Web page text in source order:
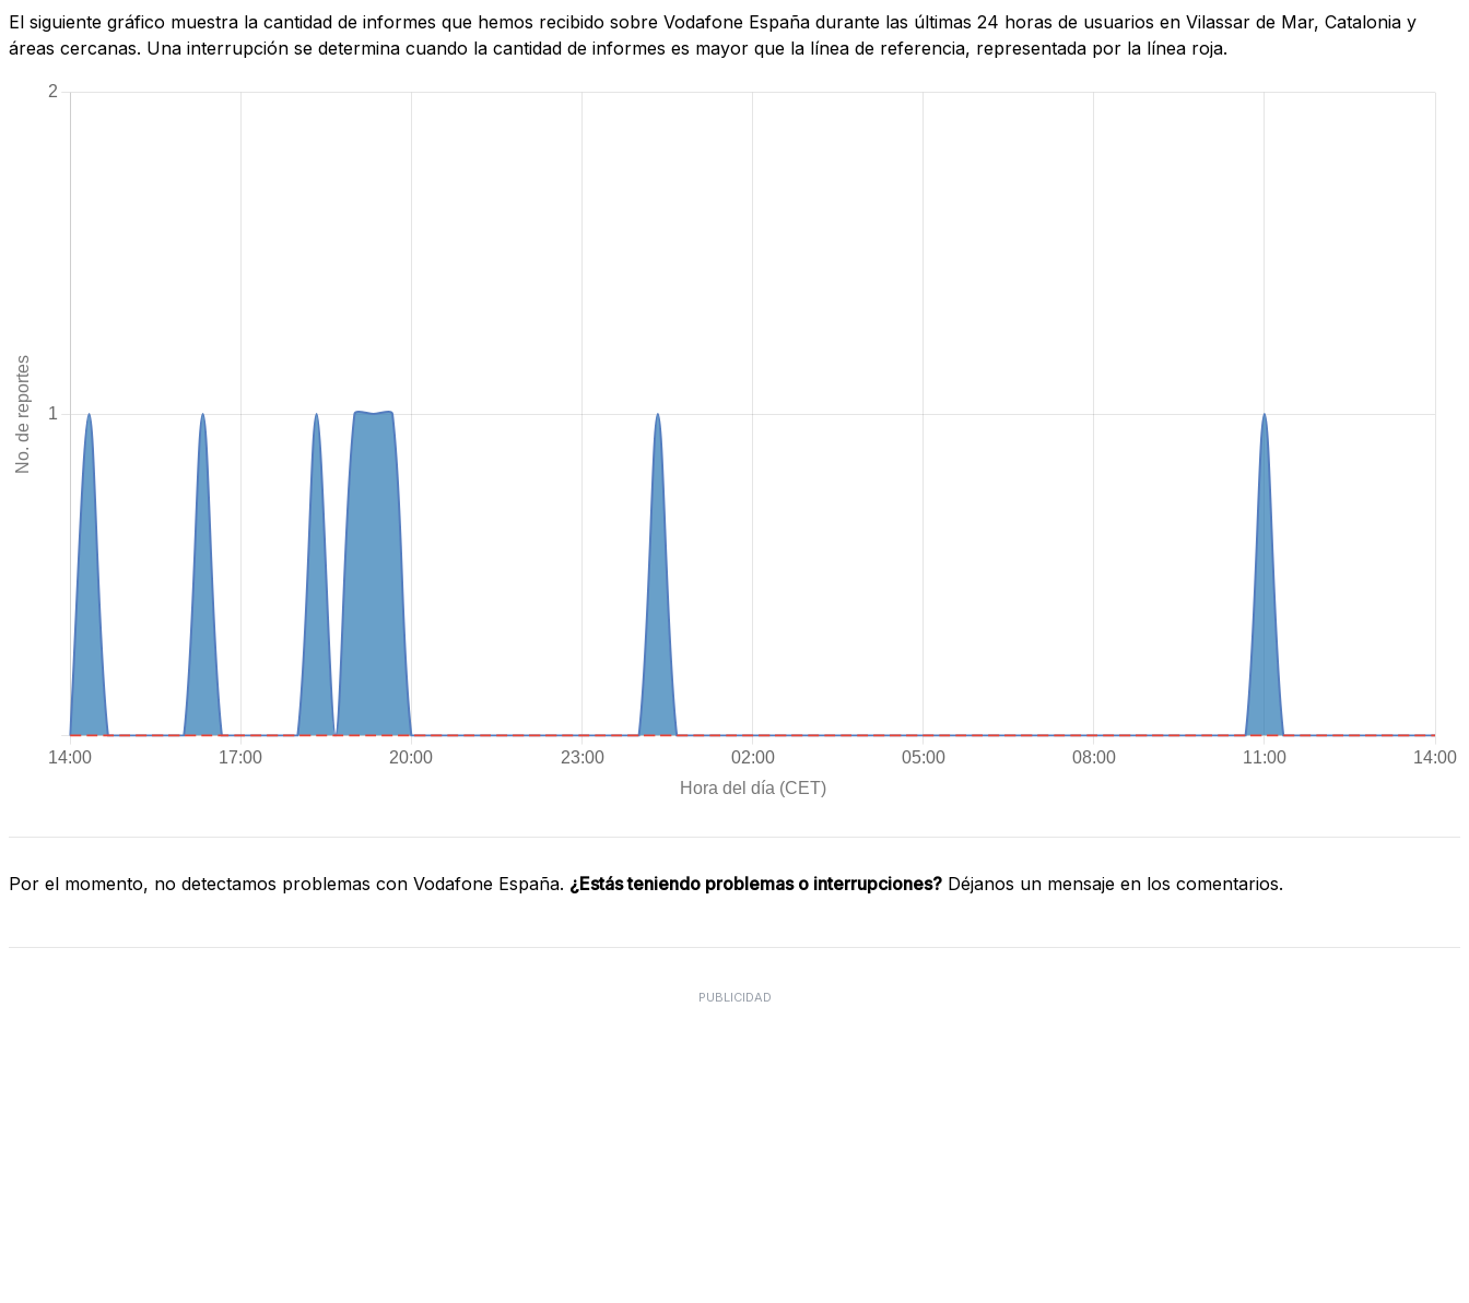
El siguiente gráfico muestra la cantidad de informes que hemos recibido sobre Vodafone España durante las últimas 24 horas de usuarios en Vilassar de Mar, Catalonia y
áreas cercanas. Una interrupción se determina cuando la cantidad de informes es mayor que la línea de referencia, representada por la línea roja.
Por el momento, no detectamos problemas con Vodafone España. ¿Estás teniendo problemas o interrupciones? Déjanos un mensaje en los comentarios.
PUBLICIDAD